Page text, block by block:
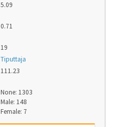
5.09
0.71
19
Tiputtaja
111.23
None: 1303
Male: 148
Female: 7